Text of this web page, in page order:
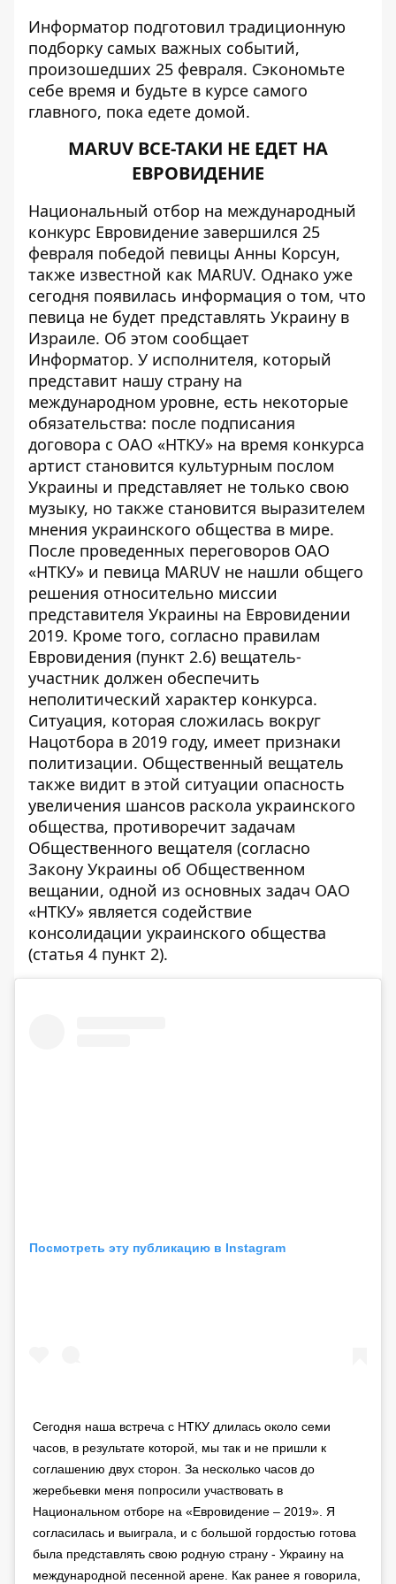
Информатор подготовил традиционную
подборку самых важных событий,
произошедших 25 февраля. Сэкономьте
себе время и будьте в курсе самого
главного, пока едете домой.
MARUV ВСЕ-ТАКИ НЕ ЕДЕТ НА
ЕВРОВИДЕНИЕ
Национальный отбор на международный
конкурс Евровидение завершился 25
февраля победой певицы Анны Корсун,
также известной как MARUV. Однако уже
сегодня появилась информация о том, что
певица не будет представлять Украину в
Израиле. Об этом сообщает
Информатор. У исполнителя, который
представит нашу страну на
международном уровне, есть некоторые
обязательства: после подписания
договора с ОАО «НТКУ» на время конкурса
артист становится культурным послом
Украины и представляет не только свою
музыку, но также становится выразителем
мнения украинского общества в мире.
После проведенных переговоров ОАО
«НТКУ» и певица MARUV не нашли общего
решения относительно миссии
представителя Украины на Евровидении
2019. Кроме того, согласно правилам
Евровидения (пункт 2.6) вещатель-
участник должен обеспечить
неполитический характер конкурса.
Ситуация, которая сложилась вокруг
Нацотбора в 2019 году, имеет признаки
политизации. Общественный вещатель
также видит в этой ситуации опасность
увеличения шансов раскола украинского
общества, противоречит задачам
Общественного вещателя (согласно
Закону Украины об Общественном
вещании, одной из основных задач ОАО
«НТКУ» является содействие
консолидации украинского общества
(статья 4 пункт 2).
Посмотреть эту публикацию в Instagram
Сегодня наша встреча с НТКУ длилась около семи
часов, в результате которой, мы так и не пришли к
соглашению двух сторон. За несколько часов до
жеребьевки меня попросили участвовать в
Национальном отборе на «Евровидение – 2019». Я
согласилась и выиграла, и с большой гордостью готова
была представлять свою родную страну - Украину на
международной песенной арене. Как ранее я говорила,